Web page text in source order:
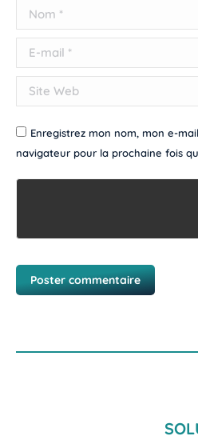
Nom *
E-mail *
Site Web
Enregistrez mon nom, mon e-
navigateur pour la prochaine fois
Poster commentaire